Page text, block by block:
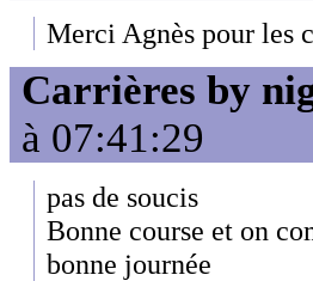
Merci Agnès pour les
Carrières by
à 07:41:29
pas de soucis
Bonne course et on
bonne journée